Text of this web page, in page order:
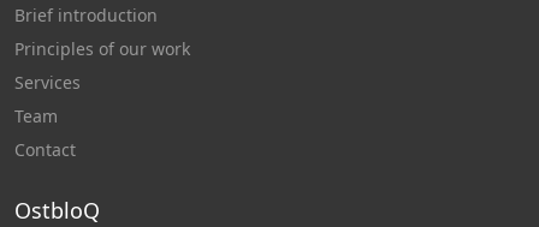
Brief introduction
Principles of our work
Services
Team
Contact
OstbloQ